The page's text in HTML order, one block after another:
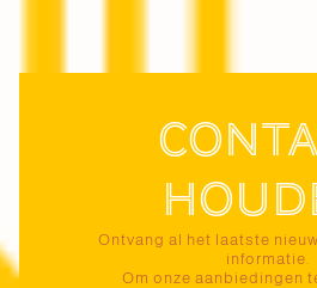
Ontvang al het laatste
informatie.
Om onze aanbiedingen